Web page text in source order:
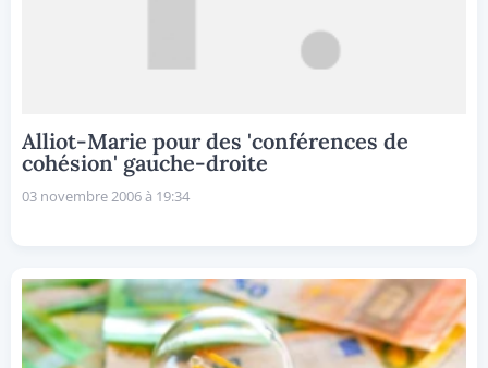
Alliot-Marie pour des 'conférences de
cohésion' gauche-droite
03 novembre 2006 à 19:34